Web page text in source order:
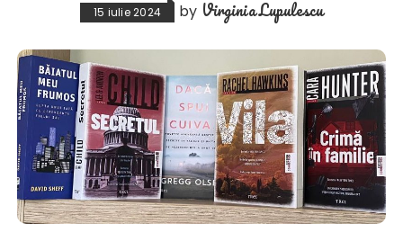
15 iulie 2024 by Virginia Lupulescu